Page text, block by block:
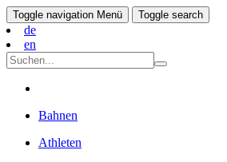
Toggle navigation Menü Toggle search
de
en
Bahnen
Athleten